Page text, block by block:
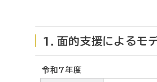
1．面的支援によるモ
令和7年度